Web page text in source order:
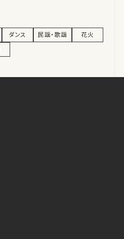
ダンス 民謡・歌謡
花火